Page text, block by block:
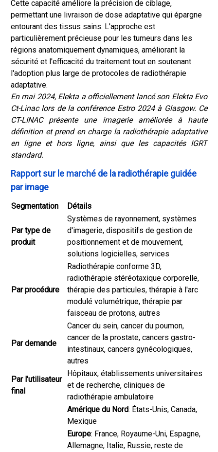
Cette capacité améliore la précision de ciblage,
permettant une livraison de dose adaptative qui épargne
entourant des tissus sains. L'approche est
particulièrement précieuse pour les tumeurs dans les
régions anatomiquement dynamiques, améliorant la
sécurité et l'efficacité du traitement tout en soutenant
l'adoption plus large de protocoles de radiothérapie
adaptative.
En mai 2024, Elekta a officiellement lancé son Elekta Evo
Ct-Linac lors de la conférence Estro 2024 à Glasgow. Ce
CT-LINAC présente une imagerie améliorée à haute
définition et prend en charge la radiothérapie adaptative
en ligne et hors ligne, ainsi que les capacités IGRT
standard.
Rapport sur le marché de la radiothérapie guidée
par image
Segmentation Détails
Par type de
produit
Systèmes de rayonnement, systèmes
d'imagerie, dispositifs de gestion de
positionnement et de mouvement,
solutions logicielles, services
Par procédure
Radiothérapie conforme 3D,
radiothérapie stéréotaxique corporelle,
thérapie des particules, thérapie à l'arc
modulé volumétrique, thérapie par
faisceau de protons, autres
Par demande
Cancer du sein, cancer du poumon,
cancer de la prostate, cancers gastro-
intestinaux, cancers gynécologiques,
autres
Par l'utilisateur
final
Hôpitaux, établissements universitaires
et de recherche, cliniques de
radiothérapie ambulatoire
Amérique du Nord: États-Unis, Canada,
Mexique
Europe: France, Royaume-Uni, Espagne,
Allemagne, Italie, Russie, reste de